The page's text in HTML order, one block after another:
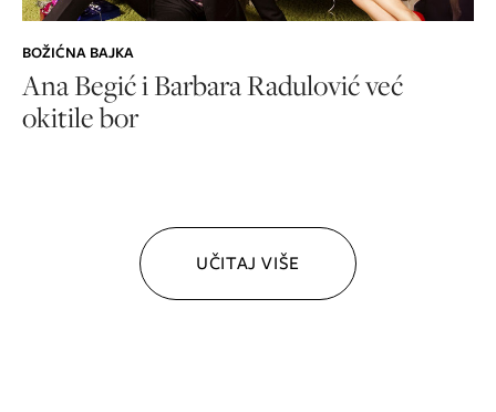
BOŽIĆNA BAJKA
Ana Begić i Barbara Radulović već
okitile bor
UČITAJ VIŠE